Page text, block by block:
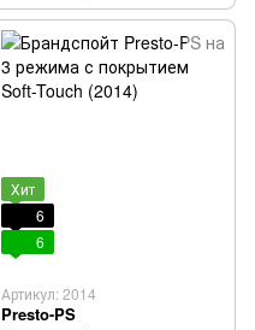
Хит
6
6
Артикул: 2014
Presto-PS